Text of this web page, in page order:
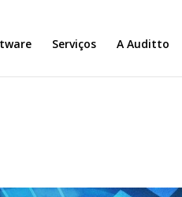
Serviços A Auditto